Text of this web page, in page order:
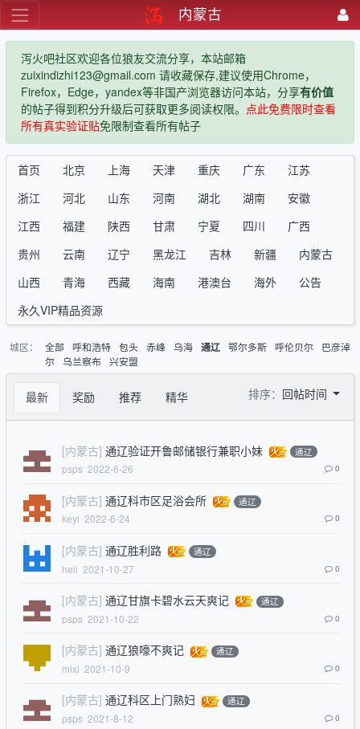
内蒙古
泻火吧社区欢迎各位狼友交流分享，本站邮箱
zuixindizhi123@gmail.com 请收藏保存,建议使用Chrome，
Firefox，Edge，yandex等非国产浏览器访问本站，分享有价值
的帖子得到积分升级后可获取更多阅读权限。 点此免费限时查看
所有真实验证贴免限制查看所有帖子
首页 北京 上海 天津 重庆 广东
江苏
浙江
河北 山东 河南 湖北 湖南
安徽
江西
福建 陕西 甘肃 宁夏 四川
广西
贵州
云南 辽宁 黑龙江 吉林 新疆
内蒙古
山西
青海 西藏 海南 港澳台 海外
公告
永久VIP精品资源
城区： 全部 呼和浩特 包头 赤峰 乌海 通辽 鄂尔多斯 呼伦贝尔
巴彦淖
尔
乌兰察布 兴安盟
最新 奖励 推荐 精华 排序： 回帖时间
[内蒙古] 通辽验证开鲁邮储银行兼职小妹 通辽
psps 2022-6-26 0
[内蒙古] 通辽科市区足浴会所 通辽
keyi 2022-6-24 0
[内蒙古] 通辽胜利路 通辽
heli 2021-10-27 0
[内蒙古] 通辽甘旗卡碧水云天爽记 通辽
psps 2021-10-22 0
[内蒙古] 通辽狼嚎不爽记 通辽
mixi 2021-10-9 0
[内蒙古] 通辽科区上门熟妇 通辽
psps 2021-8-12 0